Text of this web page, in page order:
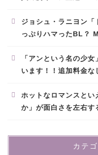
ジョシュ・ラニヨン
っぷりハマったBL？
「アンという名の少
います！！追加料金な
ホットなロマンスとい
か」が面白さを左右す
カテ